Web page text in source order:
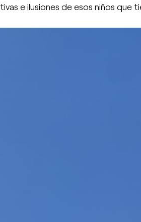
e ilusiones de esos niños que